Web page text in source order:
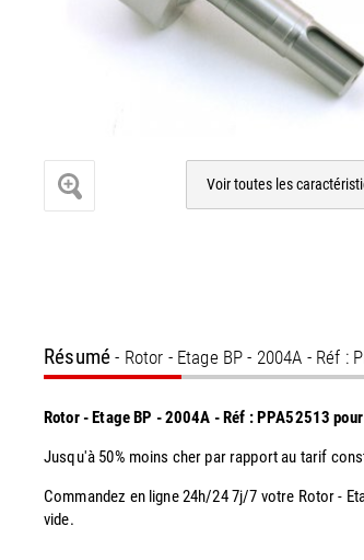
Voir toutes les
Résumé - Rotor - Etage BP - 2004A - Réf :
Rotor - Etage BP - 2004A - Réf : PPA52513
Jusqu'à 50% moins cher par rapport au tarif
Commandez en ligne 24h/24 7j/7 votre Rotor -
vide.